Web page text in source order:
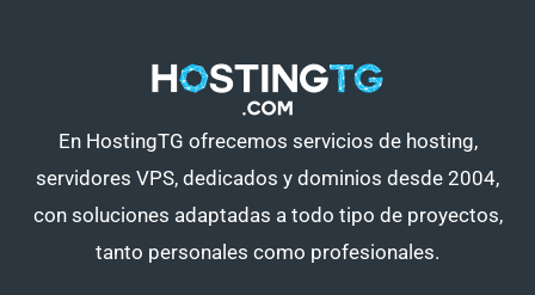
En HostingTG ofrecemos servicios de hosting,
servidores VPS, dedicados y dominios desde 2004,
con soluciones adaptadas a todo tipo de proyectos,
tanto personales como profesionales.